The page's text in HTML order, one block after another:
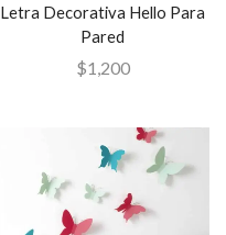
Letra Decorativa Hello Para
Pared
$1,200